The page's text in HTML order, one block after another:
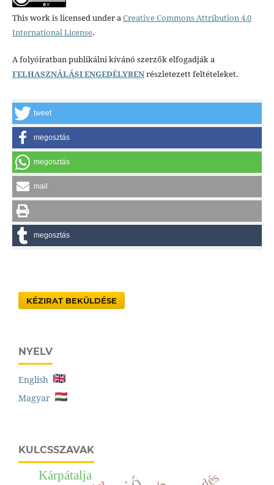
This work is licensed under aCreative Commons Attribution 4.0
International License.
A folyóiratban publikálni kívánó szerzők elfogadják a
FELHASZNÁLÁSI ENGEDÉLYBENrészletezett feltételeket.
tweet
megosztás
megosztás
mail
megosztás
KÉZIRAT BEKÜLDÉSE
NYELV
English
Magyar
KULCSSZAVAK
Kárpátalja